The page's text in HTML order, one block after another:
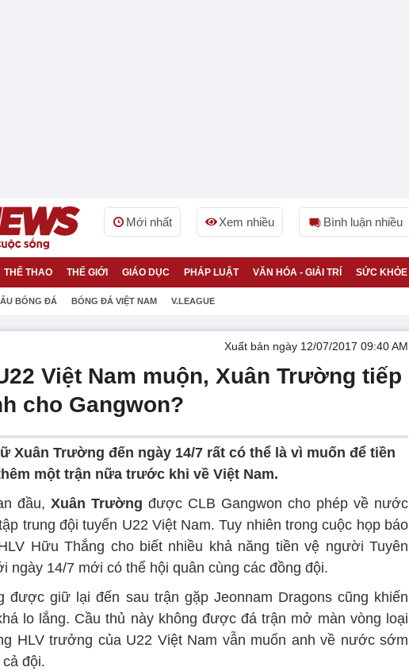
Mới nhất Xem nhiều Bình luận nhiều
THỂ THAO THẾ GIỚI GIÁO DỤC PHÁP LUẬT VĂN HÓA - GIẢI TRÍ SỨC KHỎE
BÓNG ĐÁ BÓNG ĐÁ VIỆT NAM V.LEAGUE
Xuất bản ngày 12/07/2017 09:40 AM
Việt Nam muộn, Xuân Trường tiếp
cho Gangwon?
Xuân Trường đến ngày 14/7 rất có thể là vì muốn để tiền
một trận nữa trước khi về Việt Nam.
đầu, Xuân Trường được CLB Gangwon cho phép về nước
trung đội tuyển U22 Việt Nam. Tuy nhiên trong cuộc họp báo
Hữu Thắng cho biết nhiều khả năng tiền vệ người Tuyên
ngày 14/7 mới có thể hội quân cùng các đồng đội.
được giữ lại đến sau trận gặp Jeonnam Dragons cũng khiến
lo lắng. Cầu thủ này không được đá trận mở màn vòng loại
HLV trưởng của U22 Việt Nam vẫn muốn anh về nước sớm
đội.